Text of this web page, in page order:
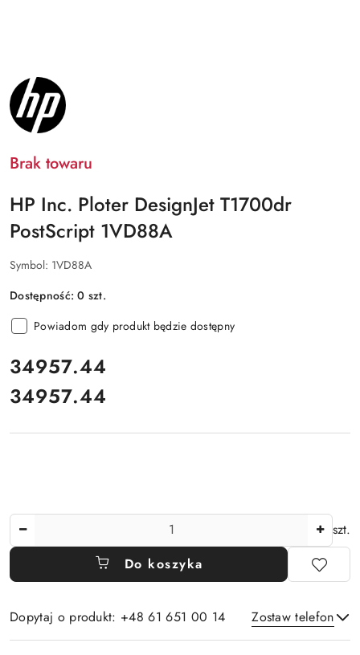
NAZWA
PRODUCENTA:
HP
INC.
Brak towaru
HP Inc. Ploter DesignJet T1700dr
PostScript 1VD88A
Symbol: 1VD88A
Dostępność:0 szt.
Powiadom gdy produkt będzie dostępny
cena:
34957.44
Cena:
34957.44
Ilość
szt.
Do koszyka
Dopytaj o produkt: +48 61 651 00 14 Zostaw telefon